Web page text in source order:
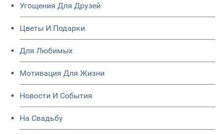
Угощения Для Друзей
Цветы И Подарки
Для Любимых
Мотивация Для Жизни
Новости И События
На Свадьбу